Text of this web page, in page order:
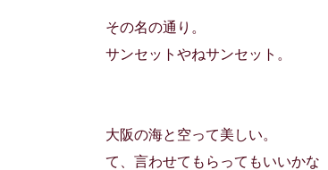
その名の通り。
サンセットやねサンセット。
大阪の海と空って美しい。
て、言わせてもらってもいいかな